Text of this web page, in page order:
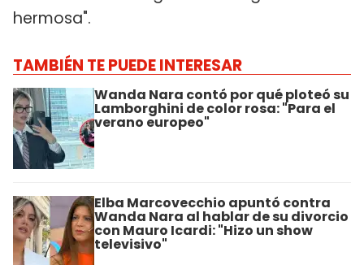
hermosa".
TAMBIÉN TE PUEDE INTERESAR
Wanda Nara contó por qué ploteó su
Lamborghini de color rosa: "Para el
verano europeo"
Elba Marcovecchio apuntó contra
Wanda Nara al hablar de su divorcio
con Mauro Icardi: "Hizo un show
televisivo"